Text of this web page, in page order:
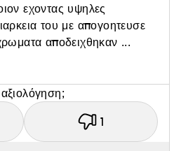
εχοντας υψηλες
του με απογοητευσε
αποδειχθηκαν ...
1